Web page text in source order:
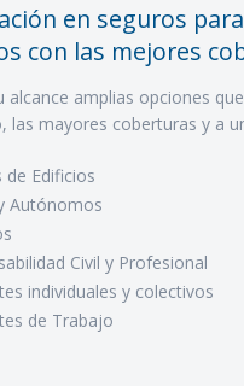
en seguros
con las mejores
alcance amplias opciones
las mayores coberturas y a
de Edificios
Autónomos
Civil y Profesional
individuales y colectivos
de Trabajo